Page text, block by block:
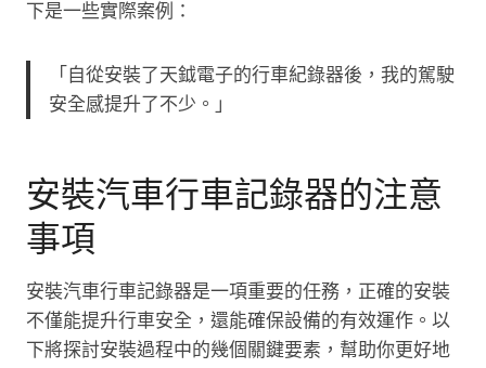
下是一些實際案例：
「自從安裝了天鉞電子的行車紀錄器後，我的駕駛
安全感提升了不少。」
安裝汽車行車記錄器的注意
事項
安裝汽車行車記錄器是一項重要的任務，正確的安裝
不僅能提升行車安全，還能確保設備的有效運作。以
下將探討安裝過程中的幾個關鍵要素，幫助你更好地